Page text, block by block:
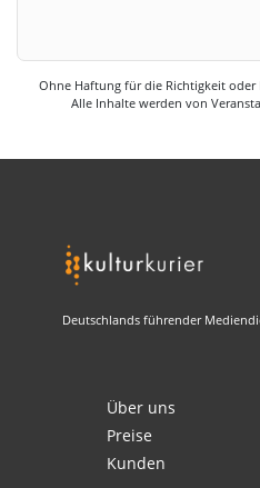
Ohne Haftung für die Richtigkeit
Alle Inhalte werden von
Deutschlands führender
Über uns
Preise
Kunden